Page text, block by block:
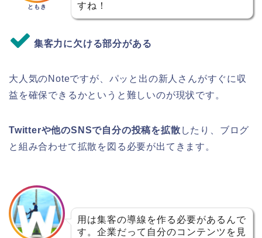
ともき
すね！
集客力に欠ける部分がある
大人気のNoteですが、パッと出の新人さんがすぐに収
益を確保できるかというと難しいのが現状です。
Twitterや他のSNSで自分の投稿を拡散 したり、ブログ
と組み合わせて拡散を図る必要が出てきます。
用は集客の導線を作る必要があるんで
す。企業だって自分のコンテンツを見